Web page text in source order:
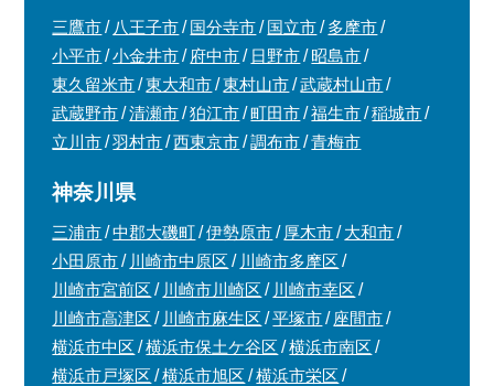
三鷹市 八王子市 国分寺市 国立市
多摩市
小平市
小金井市 府中市 日野市
昭島市
東久留米市
東大和市 東村山市
武蔵村山市
武蔵野市
清瀬市 狛江市 町田市 福生市
稲城市
立川市
羽村市 西東京市 調布市 青梅市
神奈川県
三浦市 中郡大磯町 伊勢原市 厚木市
大和市
小田原市
川崎市中原区
川崎市多摩区
川崎市宮前区
川崎市川崎区
川崎市幸区
川崎市高津区
川崎市麻生区 平塚市
座間市
横浜市中区
横浜市保土ケ谷区
横浜市南区
横浜市戸塚区
横浜市旭区
横浜市栄区